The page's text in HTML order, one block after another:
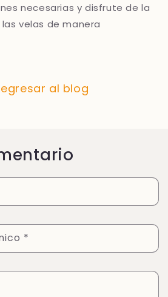
necesarias y disfrute de la
velas de manera
al blog
*